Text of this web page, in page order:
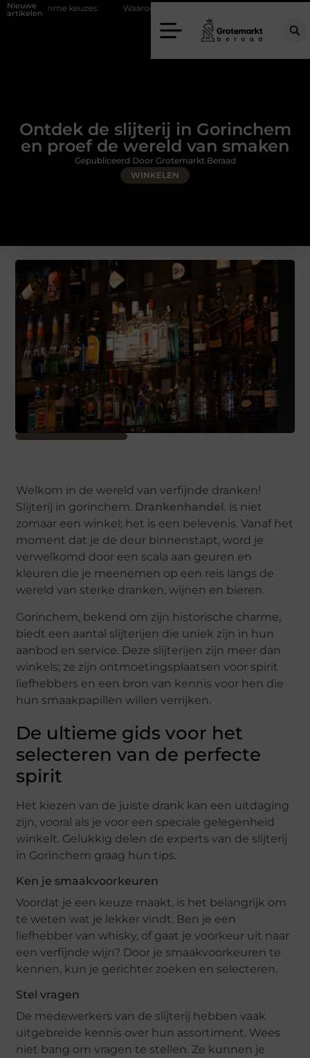
Nieuwe
artikelenWaarom kiezen voor een rijschool in Utrecht?
Ontdek de slijterij in Gorinchem
en proef de wereld van smaken
WINKELEN
Gepubliceerd Door Grotemarkt Beraad
Welkom in de wereld van verfijnde dranken!
Slijterij in gorinchem. Drankenhandel . is niet
zomaar een winkel; het is een belevenis. Vanaf het
moment dat je de deur binnenstapt, word je
verwelkomd door een scala aan geuren en
kleuren die je meenemen op een reis langs de
wereld van sterke dranken, wijnen en bieren.
Gorinchem, bekend om zijn historische charme,
biedt een aantal slijterijen die uniek zijn in hun
aanbod en service. Deze slijterijen zijn meer dan
winkels; ze zijn ontmoetingsplaatsen voor spirit
liefhebbers en een bron van kennis voor hen die
hun smaakpapillen willen verrijken.
De ultieme gids voor het
selecteren van de perfecte
spirit
Het kiezen van de juiste drank kan een uitdaging
zijn, vooral als je voor een speciale gelegenheid
winkelt. Gelukkig delen de experts van de slijterij
in Gorinchem graag hun tips.
Ken je smaakvoorkeuren
Voordat je een keuze maakt, is het belangrijk om
te weten wat je lekker vindt. Ben je een
liefhebber van whisky, of gaat je voorkeur uit naar
een verfijnde wijn? Door je smaakvoorkeuren te
kennen, kun je gerichter zoeken en selecteren.
Stel vragen
De medewerkers van de slijterij hebben vaak
uitgebreide kennis over hun assortiment. Wees
niet bang om vragen te stellen. Ze kunnen je